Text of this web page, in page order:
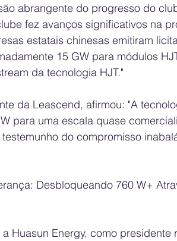
abrangente do progresso do
fez avanços significativos na
estatais chinesas emitiram
15 GW para módulos
da tecnologia HJT."
da Leascend, afirmou: "A
para uma escala quase
do compromisso
Desbloqueando 760 W+
Huasun Energy, como presidente